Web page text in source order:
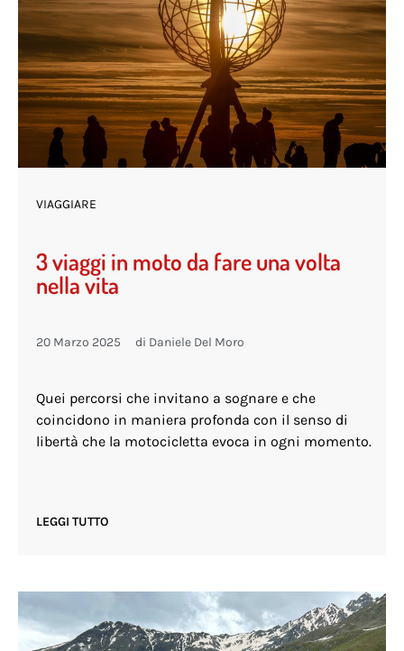
VIAGGIARE
3 viaggi in moto da fare una volta
nella vita
20 Marzo 2025 di Daniele Del Moro
Quei percorsi che invitano a sognare e che
coincidono in maniera profonda con il senso di
libertà che la motocicletta evoca in ogni momento.
LEGGI TUTTO